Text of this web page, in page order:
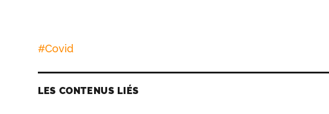
#Covid
LES CONTENUS LIÉS